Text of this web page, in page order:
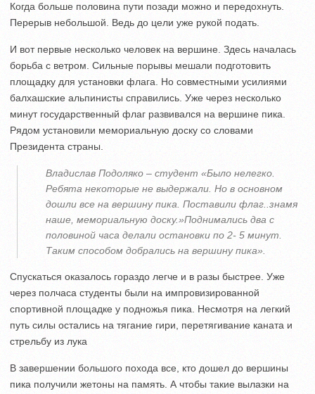
Когда больше половина пути позади можно и передохнуть.
Перерыв небольшой. Ведь до цели уже рукой подать.
И вот первые несколько человек на вершине. Здесь началась
борьба с ветром. Сильные порывы мешали подготовить
площадку для установки флага. Но совместными усилиями
балхашские альпинисты справились. Уже через несколько
минут государственный флаг развивался на вершине пика.
Рядом установили мемориальную доску со словами
Президента страны.
Владислав Подоляко – студент «Было нелегко.
Ребята некоторые не выдержали. Но в основном
дошли все на вершину пика. Поставили флаг..знамя
наше, мемориальную доску.»Поднимались два с
половиной часа делали остановки по 2- 5 минут.
Таким способом добрались на вершину пика».
Спускаться оказалось гораздо легче и в разы быстрее. Уже
через полчаса студенты были на импровизированной
спортивной площадке у подножья пика. Несмотря на легкий
путь силы остались на тягание гири, перетягивание каната и
стрельбу из лука
В завершении большого похода все, кто дошел до вершины
пика получили жетоны на память. А чтобы такие вылазки на